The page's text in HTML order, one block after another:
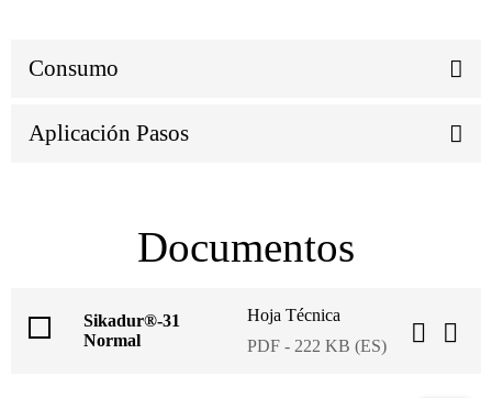
Consumo
Aplicación Pasos
Documentos
Sikadur®-31
Normal
Hoja Técnica
PDF - 222 KB (ES)